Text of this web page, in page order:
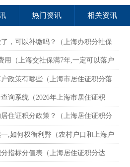
热门资讯 相关资讯
，可以补缴吗？（上海办积分社保
用（上海交社保满7年,一定可以落户
政策有哪些（上海市居住证积分落
询系统（2026年上海市居住证积
住证积分政策？（上海居住证积分
一,如何权衡利弊（农村户口和上海户
指标分值表（上海居住证积分达